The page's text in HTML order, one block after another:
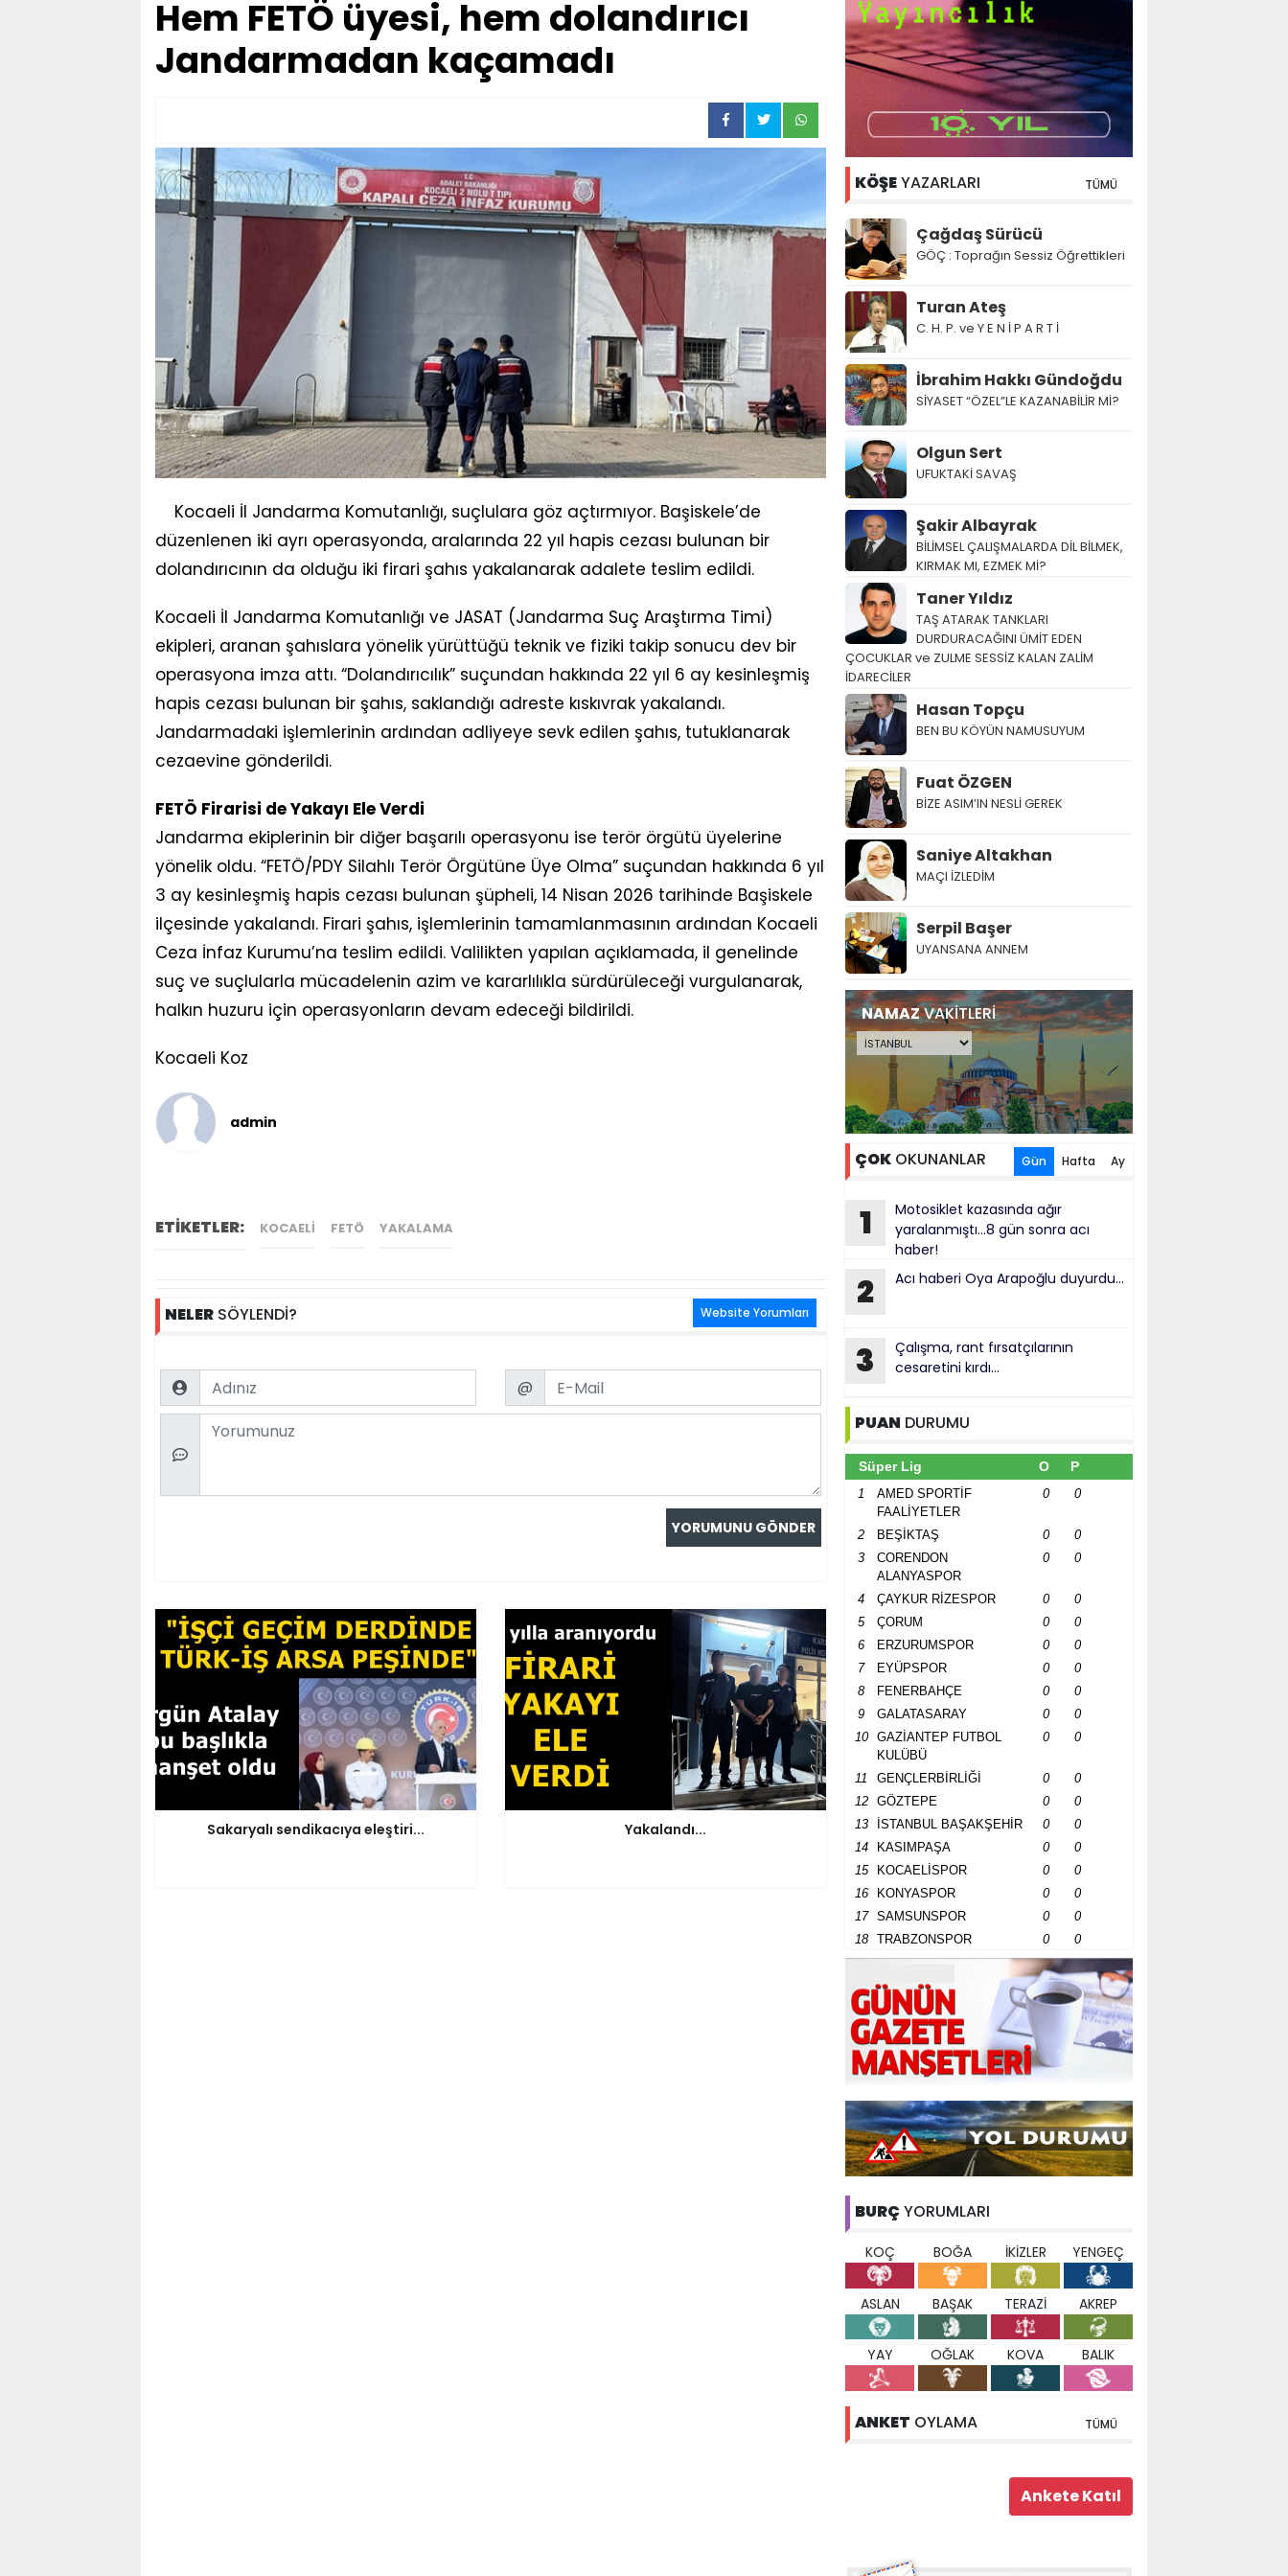
Hem FETÖ üyesi, hem dolandırıcı
Jandarmadan kaçamadı
Kocaeli İl Jandarma Komutanlığı, suçlulara göz açtırmıyor. Başiskele’de
düzenlenen iki ayrı operasyonda, aralarında 22 yıl hapis cezası bulunan bir
dolandırıcının da olduğu iki firari şahıs yakalanarak adalete teslim edildi.
Kocaeli İl Jandarma Komutanlığı ve JASAT (Jandarma Suç Araştırma Timi)
ekipleri, aranan şahıslara yönelik yürüttüğü teknik ve fiziki takip sonucu dev bir
operasyona imza attı. “Dolandırıcılık” suçundan hakkında 22 yıl 6 ay kesinleşmiş
hapis cezası bulunan bir şahıs, saklandığı adreste kıskıvrak yakalandı.
Jandarmadaki işlemlerinin ardından adliyeye sevk edilen şahıs, tutuklanarak
cezaevine gönderildi.
FETÖ Firarisi de Yakayı Ele Verdi
Jandarma ekiplerinin bir diğer başarılı operasyonu ise terör örgütü üyelerine
yönelik oldu. “FETÖ/PDY Silahlı Terör Örgütüne Üye Olma” suçundan hakkında 6 yıl
3 ay kesinleşmiş hapis cezası bulunan şüpheli, 14 Nisan 2026 tarihinde Başiskele
ilçesinde yakalandı. Firari şahıs, işlemlerinin tamamlanmasının ardından Kocaeli
Ceza İnfaz Kurumu’na teslim edildi. Valilikten yapılan açıklamada, il genelinde
suç ve suçlularla mücadelenin azim ve kararlılıkla sürdürüleceği vurgulanarak,
halkın huzuru için operasyonların devam edeceği bildirildi.
Kocaeli Koz
admin
ETİKETLER: KOCAELI FETÖ YAKALAMA
NELER SÖYLENDİ? Website Yorumları
Name Email
@
Comment
Sakaryalı sendikacıya eleştiri... Yakalandı...
KÖŞEYAZARLARI TÜMÜ
Çağdaş Sürücü
GÖÇ : Toprağın Sessiz Öğrettikleri
Turan Ateş
C. H. P. ve Y E N İ P A R T İ
İbrahim Hakkı Gündoğdu
SİYASET “ÖZEL”LE KAZANABİLİR Mİ?
Olgun Sert
UFUKTAKİ SAVAŞ
Şakir Albayrak
BİLİMSEL ÇALIŞMALARDA DİL BİLMEK,
KIRMAK MI, EZMEK Mİ?
Taner Yıldız
TAŞ ATARAK TANKLARI
DURDURACAĞINI ÜMİT EDEN
ÇOCUKLAR ve ZULME SESSİZ KALAN ZALİM
İDARECİLER
Hasan Topçu
BEN BU KÖYÜN NAMUSUYUM
Fuat ÖZGEN
BİZE ASIM’IN NESLİ GEREK
Saniye Altakhan
MAÇI İZLEDİM
Serpil Başer
UYANSANA ANNEM
NAMAZVAKİTLERİ
ÇOK OKUNANLAR Gün Hafta Ay
1
Motosiklet kazasında ağır
yaralanmıştı...8 gün sonra acı
haber!
2 Acı haberi Oya Arapoğlu duyurdu...
3
Çalışma, rant fırsatçılarının
cesaretini kırdı...
PUAN DURUMU
Süper Lig O P
1
AMED SPORTİF
FAALİYETLER
0 0
2 BEŞİKTAŞ 0
0
3
CORENDON
ALANYASPOR
0 0
4 ÇAYKUR RİZESPOR 0
0
5
ÇORUM 0
0
6
ERZURUMSPOR 0
0
7
EYÜPSPOR 0
0
8
FENERBAHÇE 0
0
9
GALATASARAY 0
0
10
GAZİANTEP FUTBOL
KULÜBÜ
0 0
11 GENÇLERBİRLİĞİ 0
0
12
GÖZTEPE 0
0
13
İSTANBUL BAŞAKŞEHİR 0
0
14
KASIMPAŞA 0
0
15
KOCAELİSPOR 0
0
16
KONYASPOR 0
0
17
SAMSUNSPOR 0
0
18
TRABZONSPOR 0 0
BURÇ YORUMLARI
KOÇ BOĞA İKİZLER YENGEÇ
ASLAN BAŞAK TERAZİ AKREP
YAY OĞLAK KOVA BALIK
ANKET OYLAMA TÜMÜ